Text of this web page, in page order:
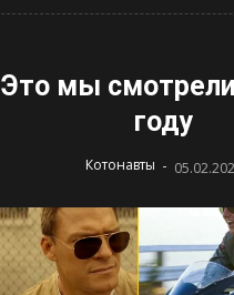
Это мы
году
Котонавты -